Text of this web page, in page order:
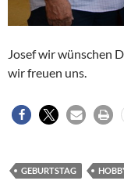
Josef wir wünschen
wir freuen uns.
GEBURTSTAG